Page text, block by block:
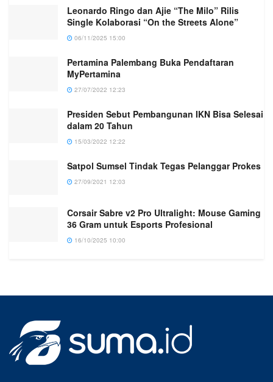
Leonardo Ringo dan Ajie “The Milo” Rilis
Single Kolaborasi “On the Streets Alone”
06/11/2025 15:00
Pertamina Palembang Buka Pendaftaran
MyPertamina
27/07/2022 12:23
Presiden Sebut Pembangunan IKN Bisa Selesai
dalam 20 Tahun
15/03/2022 12:22
Satpol Sumsel Tindak Tegas Pelanggar Prokes
27/09/2021 12:03
Corsair Sabre v2 Pro Ultralight: Mouse Gaming
36 Gram untuk Esports Profesional
16/10/2025 10:00